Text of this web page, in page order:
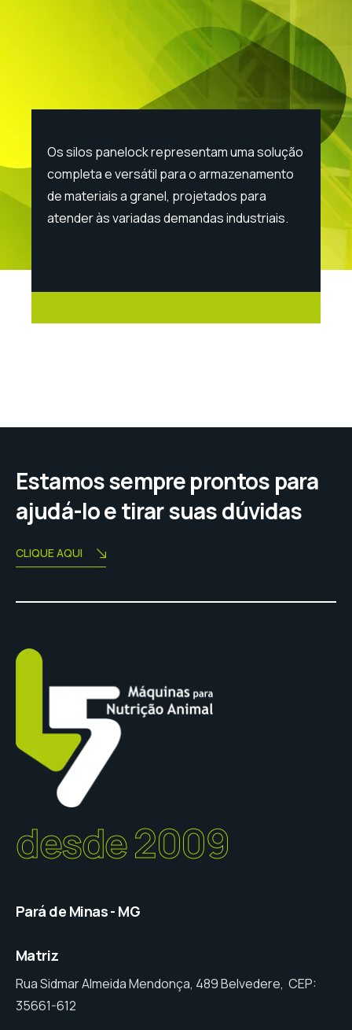
Os silos panelock representam uma solução
completa e versátil para o armazenamento
de materiais a granel, projetados para
atender às variadas demandas industriais.
Estamos sempre prontos para
ajudá-lo e tirar suas dúvidas
CLIQUE AQUI
desde 2009
Pará de Minas - MG
Matriz
Rua Sidmar Almeida Mendonça, 489 Belvedere, CEP:
35661-612